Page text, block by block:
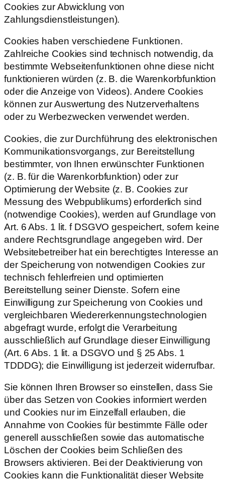
Cookies zur Abwicklung von
Zahlungsdienstleistungen).
Cookies haben verschiedene Funktionen.
Zahlreiche Cookies sind technisch notwendig, da
bestimmte Webseitenfunktionen ohne diese nicht
funktionieren würden (z. B. die Warenkorbfunktion
oder die Anzeige von Videos). Andere Cookies
können zur Auswertung des Nutzerverhaltens
oder zu Werbezwecken verwendet werden.
Cookies, die zur Durchführung des elektronischen
Kommunikationsvorgangs, zur Bereitstellung
bestimmter, von Ihnen erwünschter Funktionen
(z. B. für die Warenkorbfunktion) oder zur
Optimierung der Website (z. B. Cookies zur
Messung des Webpublikums) erforderlich sind
(notwendige Cookies), werden auf Grundlage von
Art. 6 Abs. 1 lit. f DSGVO gespeichert, sofern keine
andere Rechtsgrundlage angegeben wird. Der
Websitebetreiber hat ein berechtigtes Interesse an
der Speicherung von notwendigen Cookies zur
technisch fehlerfreien und optimierten
Bereitstellung seiner Dienste. Sofern eine
Einwilligung zur Speicherung von Cookies und
vergleichbaren Wiedererkennungstechnologien
abgefragt wurde, erfolgt die Verarbeitung
ausschließlich auf Grundlage dieser Einwilligung
(Art. 6 Abs. 1 lit. a DSGVO und § 25 Abs. 1
TDDDG); die Einwilligung ist jederzeit widerrufbar.
Sie können Ihren Browser so einstellen, dass Sie
über das Setzen von Cookies informiert werden
und Cookies nur im Einzelfall erlauben, die
Annahme von Cookies für bestimmte Fälle oder
generell ausschließen sowie das automatische
Löschen der Cookies beim Schließen des
Browsers aktivieren. Bei der Deaktivierung von
Cookies kann die Funktionalität dieser Website